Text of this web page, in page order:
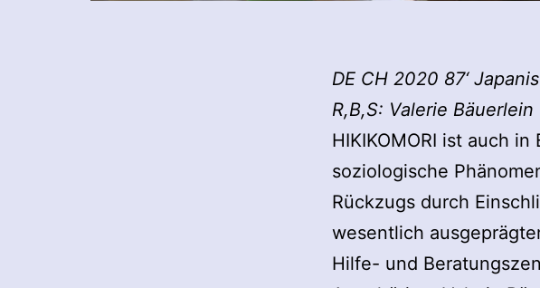
DE CH 2020 87‘
R,B,S: Valerie Bäuerlein
HIKIKOMORI ist auch
soziologische
Rückzugs durch
wesentlich
Hilfe- und